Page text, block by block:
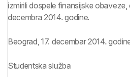
izmirili dospele finansijske
decembra 2014. godine.
Beograd, 17. decembar 2014.
Studentska služba